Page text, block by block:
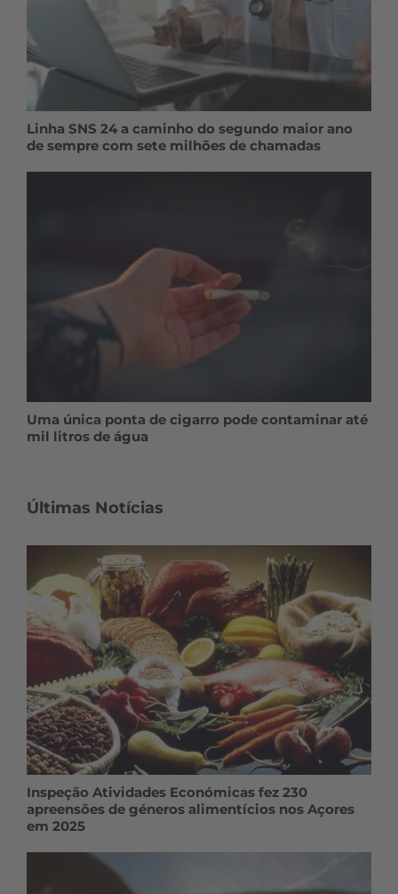
Linha SNS 24 a caminho do segundo maior ano
de sempre com sete milhões de chamadas
Uma única ponta de cigarro pode contaminar até
mil litros de água
Últimas Notícias
Inspeção Atividades Económicas fez 230
apreensões de géneros alimentícios nos Açores
em 2025